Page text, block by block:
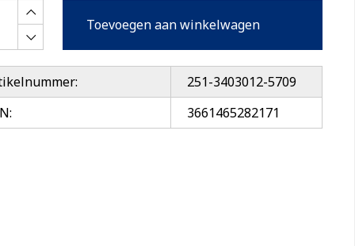
Toevoegen aan winkelwagen
251-3403012-5709
3661465282171